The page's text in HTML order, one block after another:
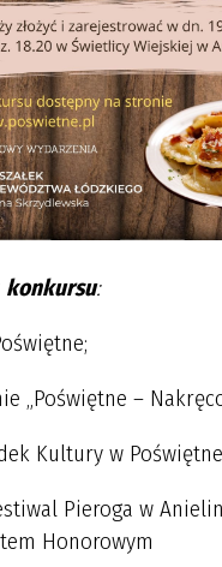
konkursu:
„Poświętne –
Kultury w
Pieroga w
Honorowym